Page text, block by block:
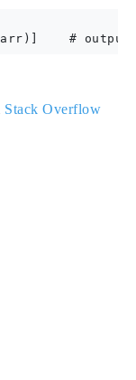
Stack Overflow